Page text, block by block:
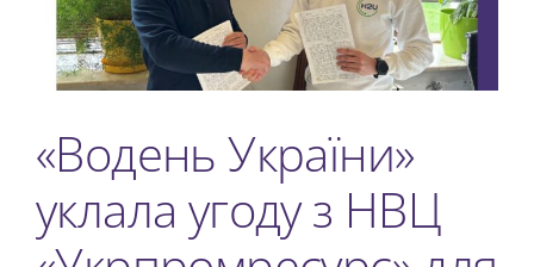
...
Про нас
Проекти
Чому H2
«Водень України»
уклала угоду з НВЦ